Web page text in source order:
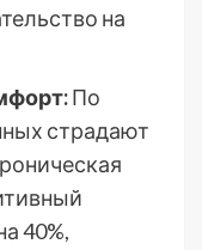
на
По
страдают
40%,